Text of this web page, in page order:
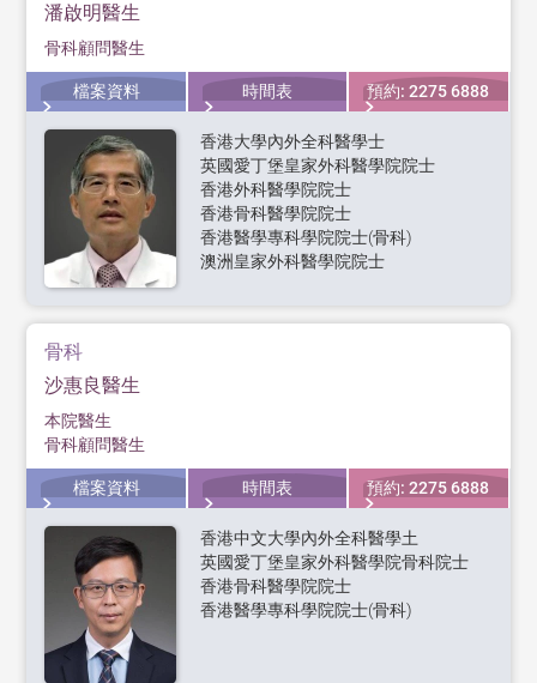
潘啟明醫生
骨科顧問醫生
檔案資料 時間表 預約: 2275 6888
香港大學內外全科醫學士
英國愛丁堡皇家外科醫學院院士
香港外科醫學院院士
香港骨科醫學院院士
香港醫學專科學院院士(骨科)
澳洲皇家外科醫學院院士
骨科
沙惠良醫生
本院醫生
骨科顧問醫生
檔案資料 時間表 預約: 2275 6888
香港中文大學內外全科醫學土
英國愛丁堡皇家外科醫學院骨科院士
香港骨科醫學院院士
香港醫學專科學院院士(骨科)